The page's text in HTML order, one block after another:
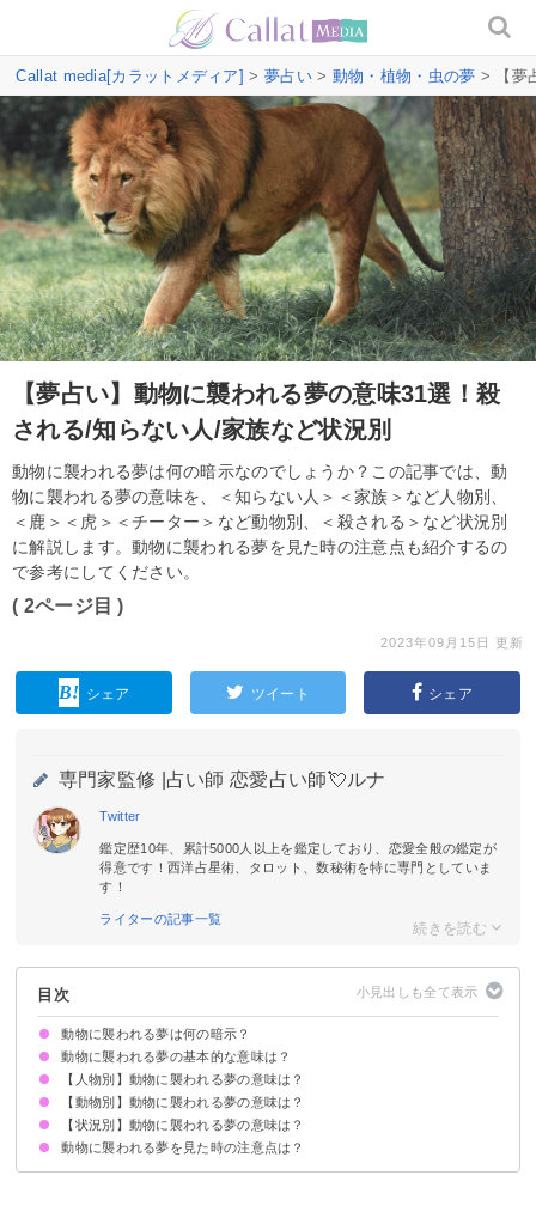
Callat media[カラットメディア] > 夢占い> 動物・植物・虫の夢 > 【夢
【夢占い】動物に襲われる夢の意味31選！殺
される/知らない人/家族など状況別
動物に襲われる夢は何の暗示なのでしょうか？この記事では、動
物に襲われる夢の意味を、＜知らない人＞＜家族＞など人物別、
＜鹿＞＜虎＞＜チーター＞など動物別、＜殺される＞など状況別
に解説します。動物に襲われる夢を見た時の注意点も紹介するの
で参考にしてください。
( 2ページ目 )
2023年09月15日 更新
シェア ツイート シェア
専門家監修 | 占い師 恋愛占い師💘ルナ
Twitter
鑑定歴10年、累計5000人以上を鑑定しており、恋愛全般の鑑定が
得意です！西洋占星術、タロット、数秘術を特に専門としていま
す！
ライターの記事一覧
目次
動物に襲われる夢は何の暗示？
動物に襲われる夢の基本的な意味は？
不安やストレスを抱えている暗示
状況によって意味が決まる
【人物別】動物に襲われる夢の意味は？
知らない人・他人が動物に襲われる夢【警告夢】
家族が動物に襲われる夢【凶夢】
子供が動物に襲われる夢【警告夢】
友達が動物に襲われる夢【警告夢】
芸能人が動物に襲われる夢【警告夢】
【動物別】動物に襲われる夢の意味は？
ライオンに襲われる夢【凶夢】
虎に襲われる夢【凶夢】
ゴリラに襲われる夢【警告夢】
猿に襲われる夢【警告夢】
蛇に襲われる夢【凶夢】
ワニに襲われる夢【凶夢】
熊に襲われる夢【警告夢】
ヒョウに襲われる夢【凶夢】
鹿に襲われる夢【警告夢】
イノシシに襲われる夢【警告夢】
チーターに襲われる夢【凶夢】
牛に襲われる夢【警告夢】
鳥に襲われる夢【凶夢】
ネズミに襲われる夢【警告夢】
犬に襲われる夢【凶夢】
猫に襲われる夢【凶夢】
蜘蛛に襲われる夢【凶夢】
ゴキブリに襲われる夢【警告夢】
カエルに襲われる夢【吉夢】
トンボに襲われる夢【警告夢】
蜂に襲われる夢【凶夢】
【状況別】動物に襲われる夢の意味は？
動物に襲われて殺される夢【吉夢】
動物に襲われて怪我する夢【凶夢】
動物に襲われて逃げ切る夢【吉夢】
動物に襲われて助かる夢【吉夢】
動物に襲われて撃退する夢【吉夢】
動物に襲われる夢を見た時の注意点は？
十分な休息を取る
警告夢や凶夢の内容を人に話す